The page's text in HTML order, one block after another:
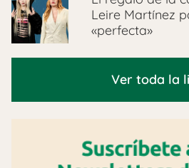
Leire Martínez
«perfecta»
Ver toda la